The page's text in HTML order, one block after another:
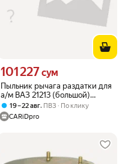
Пыльник рычага раздатки для
а/м ВАЗ 21213 (большой)
"Raddo" RADDO 01702 | цена
за 1 шт
Цена 101227 сум вместо
101 227сум
19 – 22 авг, ПВЗ
По клику
CARiDpro